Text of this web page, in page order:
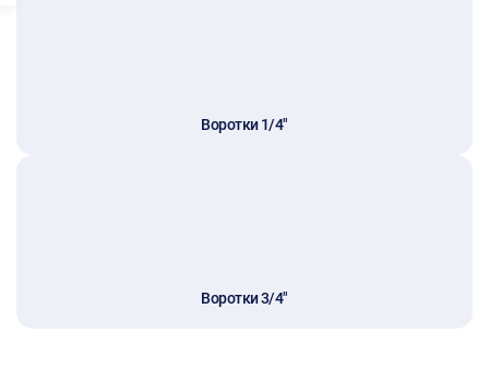
Воротки 1/4"
Воротки 3/4"